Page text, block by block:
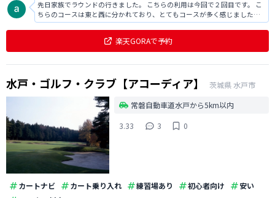
先日家族でラウンドの行きました。 こちらの利用は今回で２回目です。 こ
ちらのコースは東と西に分かれており、とてもコースが多く感じました。
程よく広く綺麗なコースなのですが、何よりもグリーンが本当に難しかっ
直に行かなかったりと大苦戦楽天GORAで予約
水戸・ゴルフ・クラブ【アコーディア】 茨城県水戸市
常磐自動車道水戸から5km以内
3.33
3 0
カートナビ カート乗り入れ 練習場あり 初心者向け
安い